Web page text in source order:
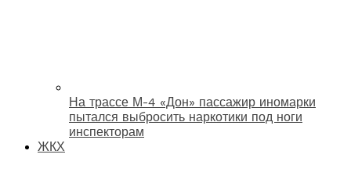
На трассе М-4 «Дон» пассажир иномарки
пытался выбросить наркотики под ноги
инспекторам
ЖКХ